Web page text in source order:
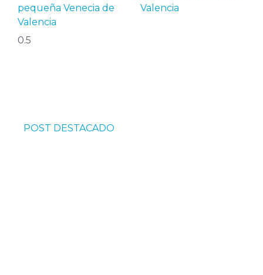
pequeña Venecia de
Valencia
Valencia
POST DESTACADO